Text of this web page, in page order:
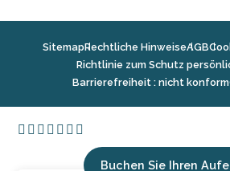
Buchen Sie Ihren
SitemapRechtliche HinweiseAGB
Richtlinie zum Schutz
Barrierefreiheit : nicht konform